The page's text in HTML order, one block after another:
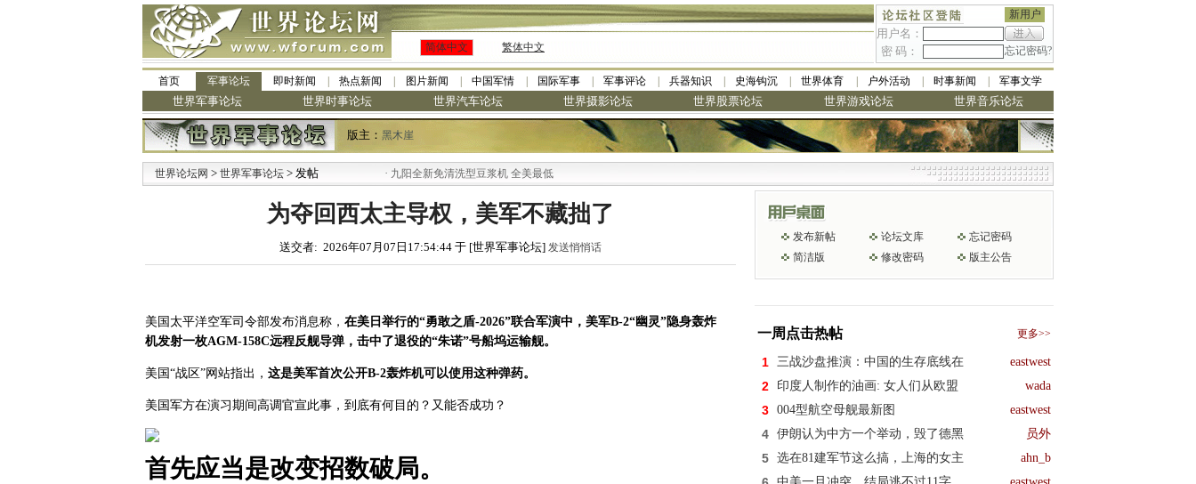
新用户
用户名：
密 码：
忘记密码?
简体中文 繁体中文
首页 军事论坛 即时新闻 热点新闻 图片新闻 中国军情 国际军事 军事评论 兵器知识 史海钩沉 世界体育 户外活动 时事新闻 军事文学
世界军事论坛 世界时事论坛 世界汽车论坛 世界摄影论坛 世界股票论坛 世界游戏论坛 世界音乐论坛
版主： 黑木崖
世界论坛网 > 世界军事论坛 > 发帖 九阳全新免清洗型豆浆机 全美最低
为夺回西太主导权，美军不藏拙了
送交者: 2026年07月07日17:54:44 于 [世界军事论坛] 发送悄悄话
美国太平洋空军司令部发布消息称， 在美日举行的“勇敢之盾-2026”联合军演中，美军B-2“幽灵”隐身轰炸
机发射一枚AGM-158C远程反舰导弹，击中了退役的“朱诺”号船坞运输舰。
美国“战区”网站指出， 这是美军首次公开B-2轰炸机可以使用这种弹药。
美国军方在演习期间高调官宣此事，到底有何目的？又能否成功？
首先应当是改变招数破局。
发布新帖 论坛文库
忘记密码
简洁版
修改密码 版主公告
一周点击热帖 更多>>
1 三战沙盘推演：中国的生存底线在 eastwest
2 印度人制作的油画: 女人们从欧盟 wada
3 004型航空母舰最新图 eastwest
4 伊朗认为中方一个举动，毁了德黑 员外
5 选在81建军节这么搞，上海的女主 ahn_b